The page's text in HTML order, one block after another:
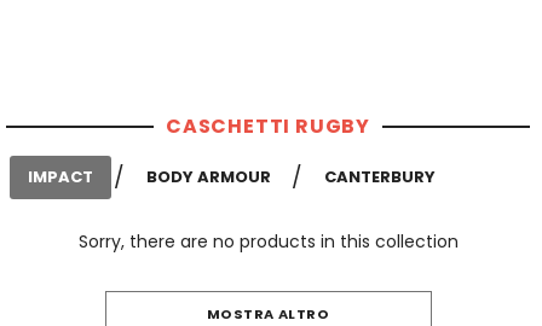
CASCHETTI RUGBY
IMPACT / BODY ARMOUR / CANTERBURY
Sorry, there are no products in this collection
MOSTRA ALTRO